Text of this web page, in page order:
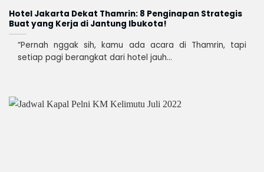
Hotel Jakarta Dekat Thamrin: 8 Penginapan Strategis
Buat yang Kerja di Jantung Ibukota!
“Pernah nggak sih, kamu ada acara di Thamrin, tapi
setiap pagi berangkat dari hotel jauh...